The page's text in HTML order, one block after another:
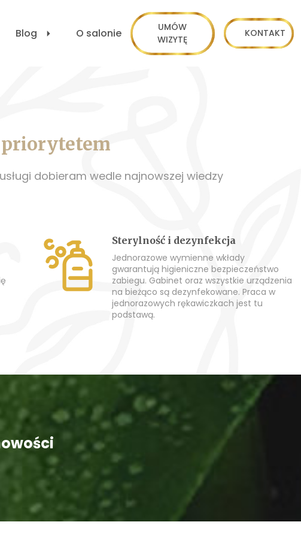
Blog O salonie
UMÓW
WIZYTĘ
KONTAKT
priorytetem
dobieram wedle najnowszej wiedzy
Sterylność i dezynfekcja
Jednorazowe wymienne wkłady
gwarantują higieniczne bezpieczeństwo
zabiegu. Gabinet oraz wszystkie urządzenia
na bieżąco są dezynfekowane. Praca w
jednorazowych rękawiczkach jest tu
podstawą.